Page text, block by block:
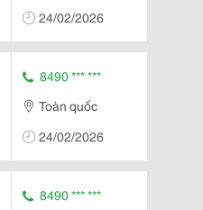
24/02/2026
8490 *** ***
Toàn quốc
24/02/2026
8490 *** ***